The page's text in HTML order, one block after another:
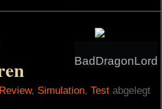
BadDragonLord
Review, Simulation,Test abgelegt